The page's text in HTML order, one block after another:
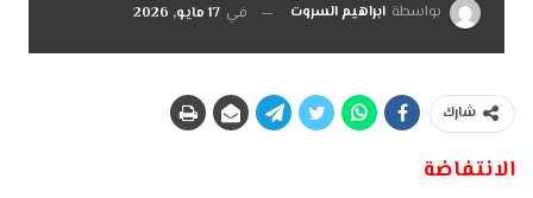
بواسطة ابراهيم السروت في 17 مايو, 2026
شارك
الانتفاضة